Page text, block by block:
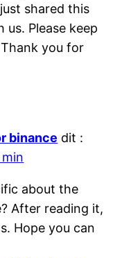
shared this
Please keep
you for
binance dit :
about the
After reading it,
Hope you can